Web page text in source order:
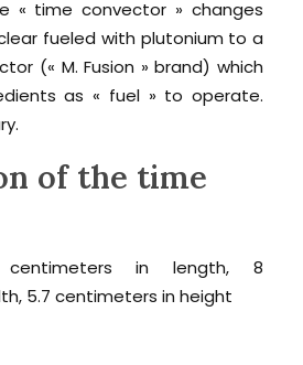
« time convector » changes
fueled with plutonium to a
(« M. Fusion » brand) which
as « fuel » to operate.
of the time
centimeters in length, 8
5.7 centimeters in height